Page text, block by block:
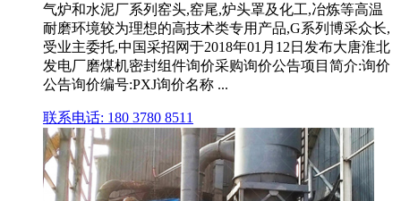
气炉和水泥厂系列窑头,窑尾,炉头罩及化工,冶炼等高温
耐磨环境较为理想的高技术类专用产品,G系列博采众长,
受业主委托,中国采招网于2018年01月12日发布大唐淮北
发电厂磨煤机密封组件询价采购询价公告项目简介:询价
公告询价编号:PXJ询价名称 ...
联系电话: 180 3780 8511